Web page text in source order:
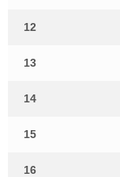
12
13
14
15
16